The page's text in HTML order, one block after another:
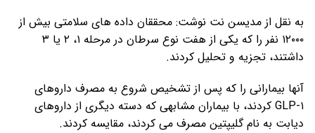
به نقل از مدیسن نت نوشت: محققان داده های سلامتی بیش از
۱۲۰۰۰ نفر را که یکی از هفت نوع سرطان در مرحله ۱، ۲ یا ۳
داشتند، تجزیه و تحلیل کردند.
آنها بیمارانی را که پس از تشخیص شروع به مصرف داروهای
GLP-۱ کردند، با بیماران مشابهی که دسته دیگری از داروهای
دیابت به نام گلیپتین مصرف می کردند، مقایسه کردند.